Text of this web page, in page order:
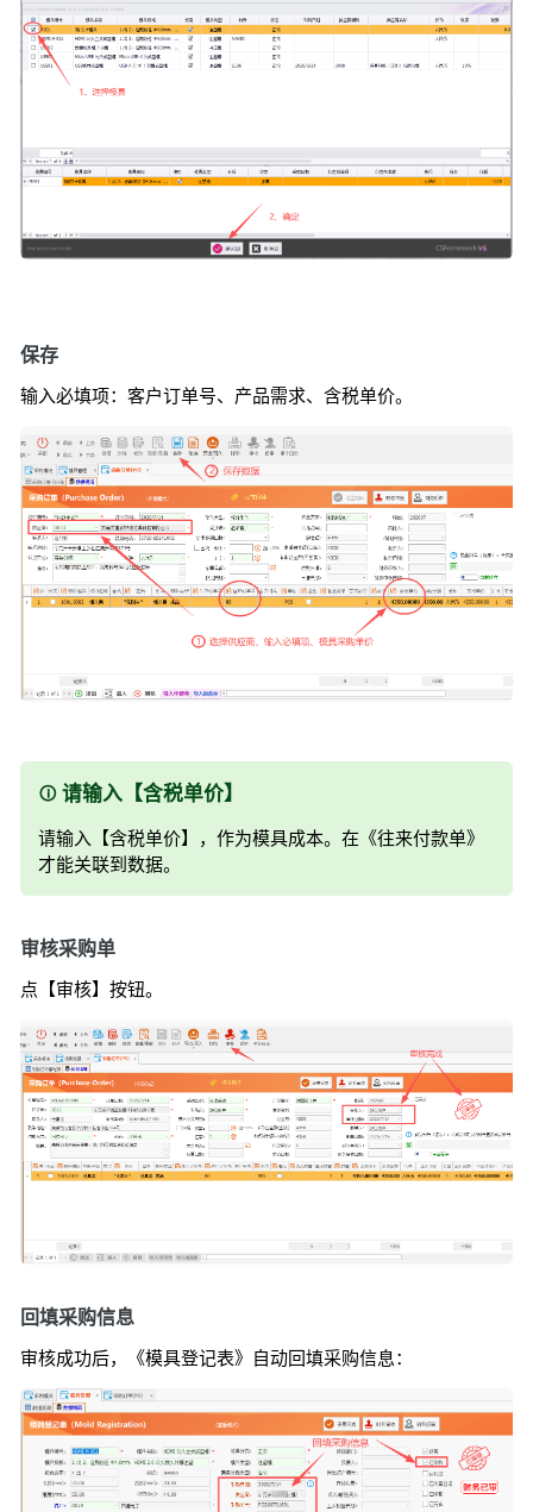
保存
输入必填项：客户订单号、产品需求、含税单价。
请输入【含税单价】
请输入【含税单价】，作为模具成本。在《往来付款单》
才能关联到数据。
审核采购单
点【审核】按钮。
回填采购信息
审核成功后，《模具登记表》自动回填采购信息：